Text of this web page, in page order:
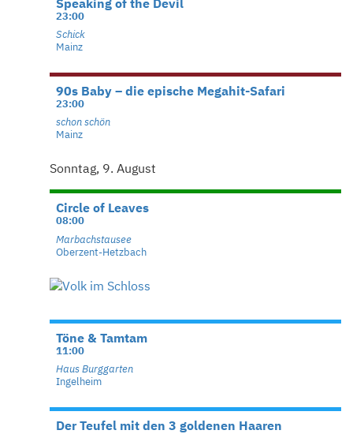
23:00
Schick
Mainz
90s Baby – die epische Megahit-Safari
23:00
schon schön
Mainz
Sonntag, 9. August
Circle of Leaves
08:00
Marbachstausee
Oberzent-Hetzbach
Töne & Tamtam
11:00
Haus Burggarten
Ingelheim
Der Teufel mit den 3 goldenen Haaren